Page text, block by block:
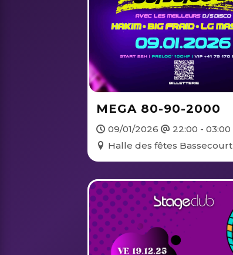
MEGA 80-90-2000
09/01/2026
22:00 - 03:00
Halle des fêtes Bassecourt